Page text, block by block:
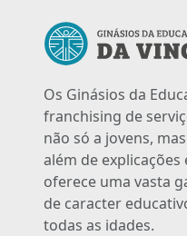
Os Ginásios da
franchising de
não só a jovens,
além de explicações
oferece uma vasta
de caracter
todas as idades.